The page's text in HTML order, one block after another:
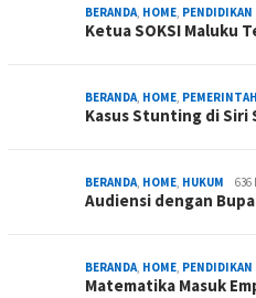
BERANDA, HOME, PENDIDIKAN
Ketua SOKSI Maluku
BERANDA, HOME,
Kasus Stunting di
BERANDA, HOME, HUKUM
Audiensi dengan
BERANDA, HOME, PENDIDIKAN
Matematika Masuk